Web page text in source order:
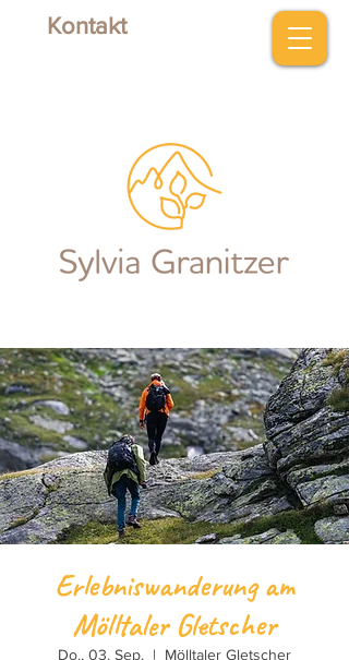
Kontakt
Erlebniswanderung am
Mölltaler Gletscher
Do., 03. Sep.
  |
Mölltaler Gletscher